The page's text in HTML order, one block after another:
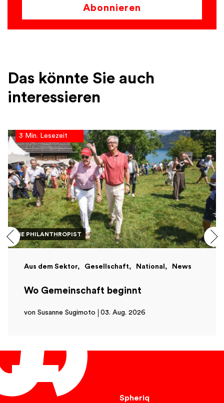
Abonnieren
Das könnte Sie auch
interessieren
THE PHILANTHROPIST
3 Min. Lesezeit
Aus dem Sektor Gesellschaft National News
Wo Gemeinschaft beginnt
von Susanne Sugimoto 03. Aug. 2026
Spheriq